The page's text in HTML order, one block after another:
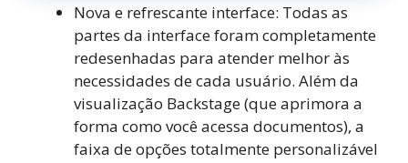
Nova e refrescante interface: Todas as
partes da interface foram completamente
redesenhadas para atender melhor às
necessidades de cada usuário. Além da
visualização Backstage (que aprimora a
forma como você acessa documentos), a
faixa de opções totalmente personalizável